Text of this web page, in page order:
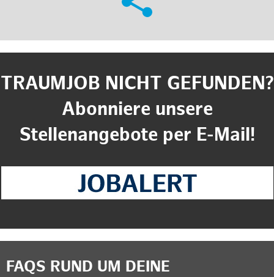
TRAUMJOB NICHT GEFUNDEN?
Abonniere unsere
Stellenangebote per E-Mail!
FAQS RUND UM DEINE